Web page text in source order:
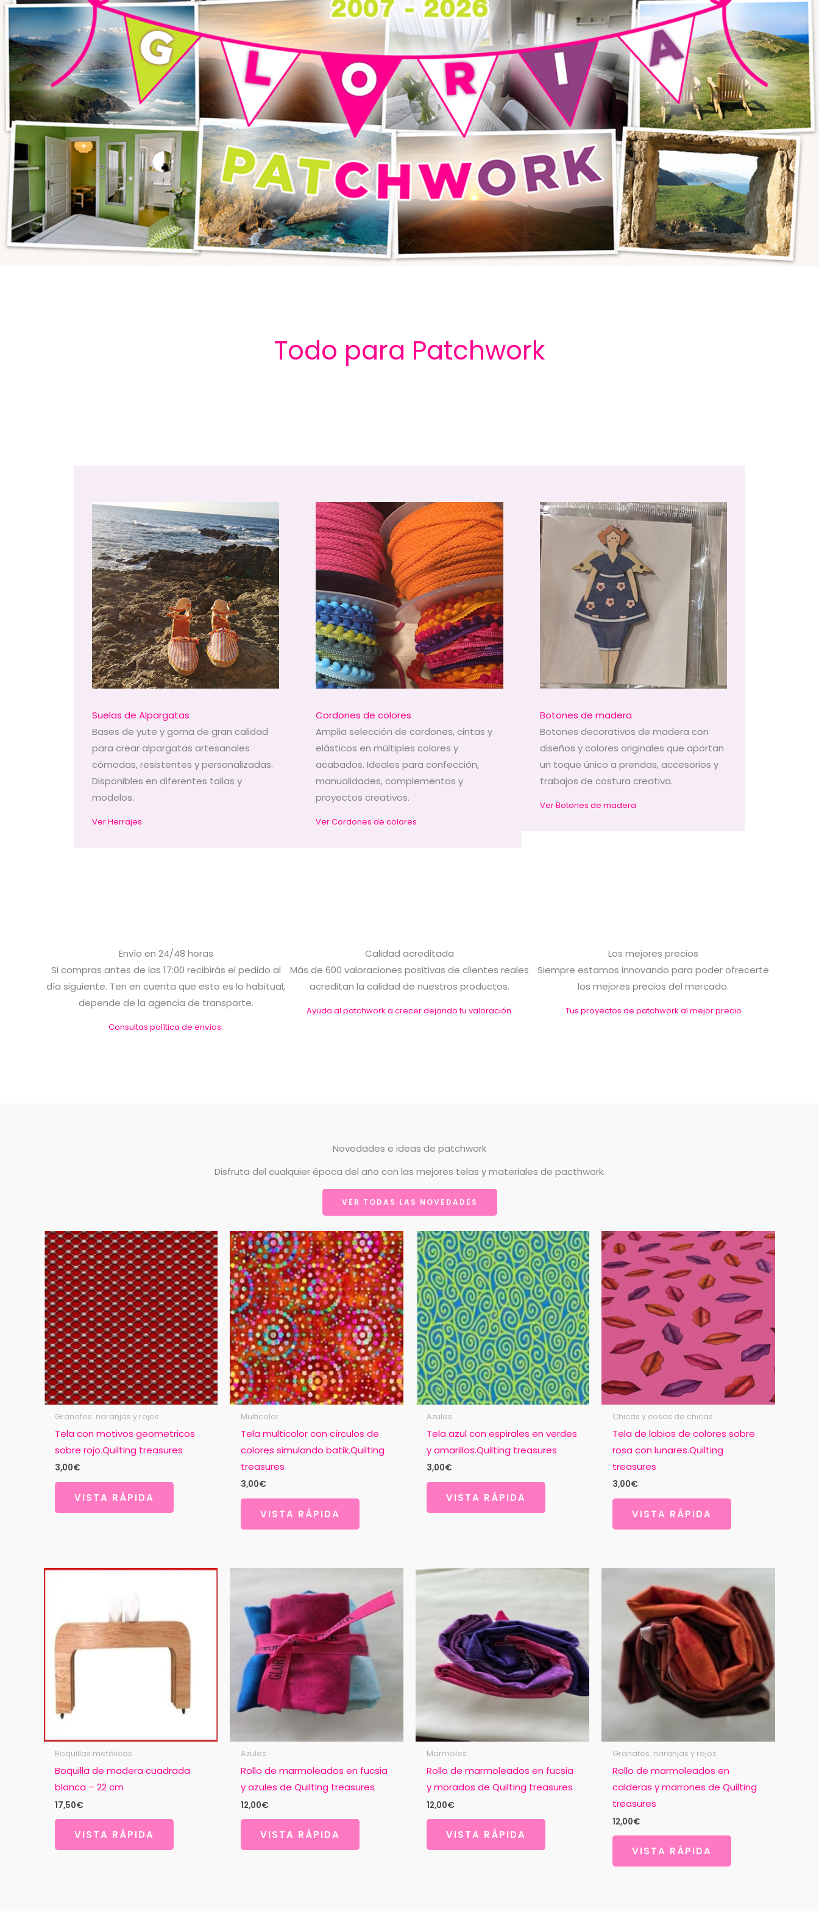
Todo para Patchwork
Suelas de Alpargatas
Bases de yute y goma de gran calidad
para crear alpargatas artesanales
cómodas, resistentes y personalizadas.
Disponibles en diferentes tallas y
modelos.
Ver Herrajes
Cordones de colores
Amplia selección de cordones, cintas y
elásticos en múltiples colores y
acabados. Ideales para confección,
manualidades, complementos y
proyectos creativos.
Ver Cordones de colores
Botones de madera
Botones decorativos de madera con
diseños y colores originales que aportan
un toque único a prendas, accesorios y
trabajos de costura creativa.
Ver Botones de madera
Envío en 24/48 horas
Si compras antes de las 17:00 recibirás el pedido al
día siguiente. Ten en cuenta que esto es lo habitual,
depende de la agencia de transporte.
Consultas política de envíos.
Calidad acreditada
Más de 600 valoraciones positivas de clientes reales
acreditan la calidad de nuestros productos.
Ayuda al patchwork a crecer dejando tu valoración.
Los mejores precios
Siempre estamos innovando para poder ofrecerte
los mejores precios del mercado.
Tus proyectos de patchwork al mejor precio
Novedades e ideas de patchwork
Disfruta del cualquier época del año con las mejores telas y materiales de pacthwork.
VER TODAS LAS NOVEDADES
Granates. naranjas y rojos
Tela con motivos geometricos
sobre rojo.Quilting treasures
3,00€
VISTA RÁPIDA
Multicolor
Tela multicolor con círculos de
colores simulando batik.Quilting
treasures
3,00€
VISTA RÁPIDA
Azules
Tela azul con espirales en verdes
y amarillos.Quilting treasures
3,00€
VISTA RÁPIDA
Chicas y cosas de chicas
Tela de labios de colores sobre
rosa con lunares.Quilting
treasures
3,00€
VISTA RÁPIDA
Boquillas metálicas
Boquilla de madera cuadrada
blanca – 22 cm
17,50€
VISTA RÁPIDA
Azules
Rollo de marmoleados en fucsia
y azules de Quilting treasures
12,00€
VISTA RÁPIDA
Marmoles
Rollo de marmoleados en fucsia
y morados de Quilting treasures
12,00€
VISTA RÁPIDA
Granates. naranjas y rojos
Rollo de marmoleados en
calderas y marrones de Quilting
treasures
12,00€
VISTA RÁPIDA